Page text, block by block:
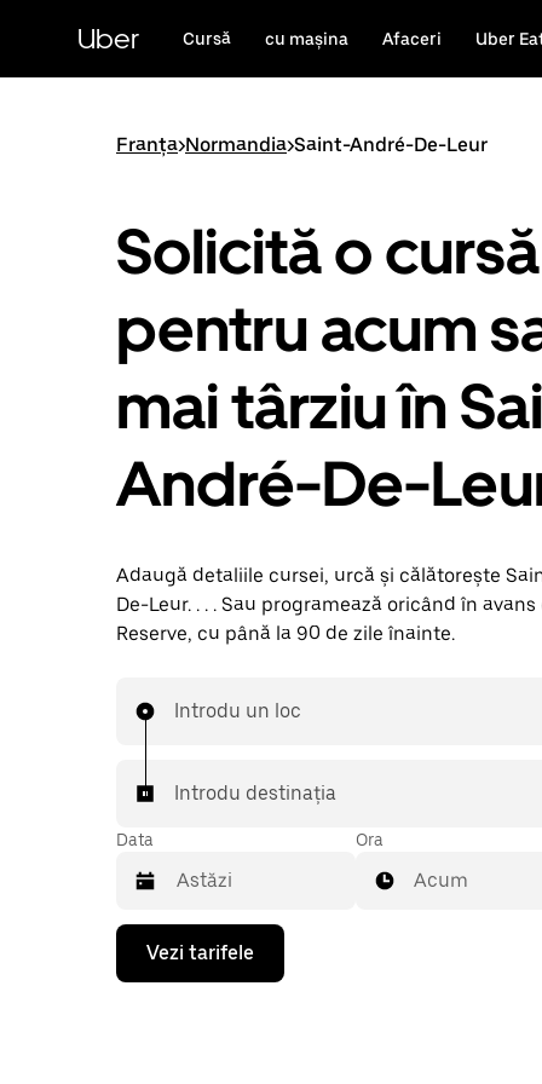
conținutul
principal
Uber Cursă cu mașina Afaceri Uber
Franța>Normandia>Saint-André-De-Leur
Solicită o cursă
pentru acum
mai târziu în
André-De-
Adaugă detaliile cursei, urcă și călătorește
De-Leur. . . . Sau programează oricând în
Reserve, cu până la 90 de zile înainte.
Introdu un loc
Introdu destinația
Data
Pentru
deschide
Ora
Acum
Vezi tarifele